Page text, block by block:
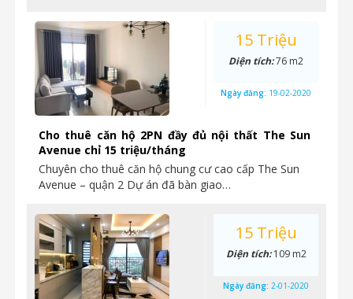
Cho thuê căn hộ 2PN đầy đủ nội thất The Sun
Avenue chỉ 15 triệu/tháng
Chuyên cho thuê căn hộ chung cư cao cấp The Sun
Avenue – quận 2 Dự án đã bàn giao…
15 Triệu
Diện tích:76 m2
Ngày đăng: 19-02-2020
15 Triệu
Diện tích:109 m2
Ngày đăng: 2-01-2020